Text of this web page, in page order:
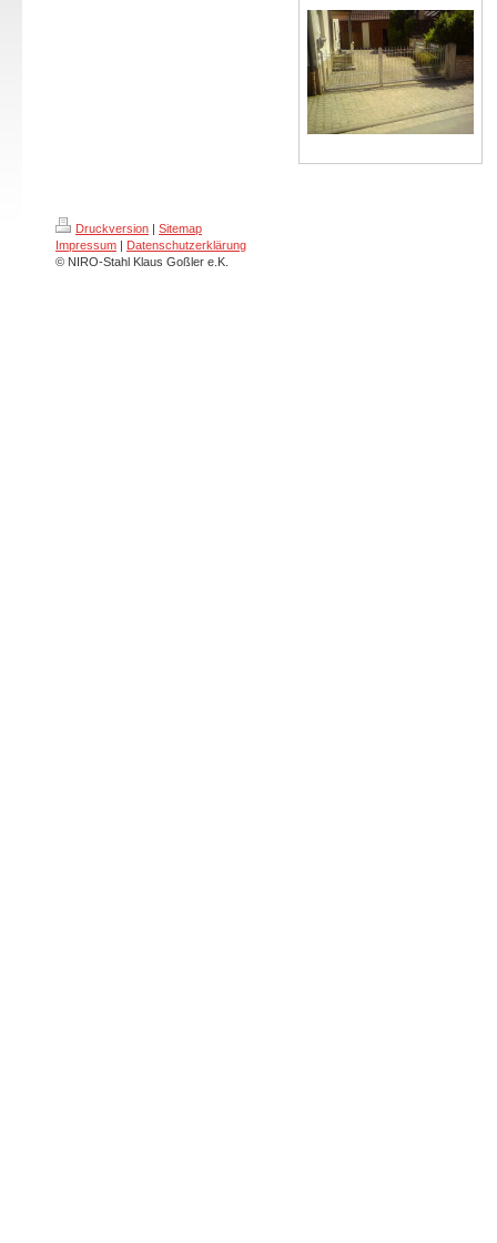
Druckversion | Sitemap
Impressum | Datenschutzerklärung
© NIRO-Stahl Klaus Goßler e.K.